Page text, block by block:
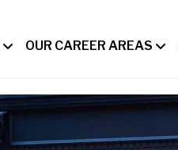
OUR CAREER AREAS